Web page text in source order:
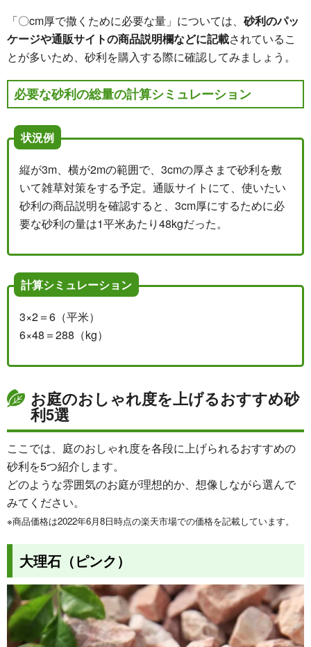
「〇cm厚で撒くために必要な量」については、 砂利のパッ
ケージや通販サイトの商品説明欄などに記載されているこ
とが多いため、砂利を購入する際に確認してみましょう。
必要な砂利の総量の計算シミュレーション
状況例
縦が3m、横が2mの範囲で、3cmの厚さまで砂利を敷
いて雑草対策をする予定。通販サイトにて、使いたい
砂利の商品説明を確認すると、3cm厚にするために必
要な砂利の量は1平米あたり48kgだった。
計算シミュレーション
3×2＝6（平米）
6×48＝288（kg）
お庭のおしゃれ度を上げるおすすめ砂
利5選
ここでは、庭のおしゃれ度を各段に上げられるおすすめの
砂利を5つ紹介します。
どのような雰囲気のお庭が理想的か、想像しながら選んで
みてください。
※商品価格は2022年6月8日時点の楽天市場での価格を記載しています。
大理石（ピンク）